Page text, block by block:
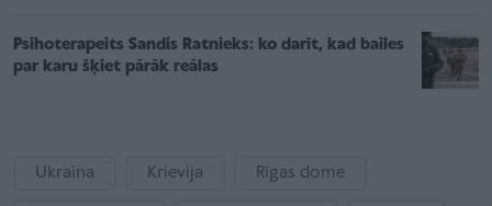
Psihoterapeits Sandis Ratnieks: ko darīt, kad bailes
par karu šķiet pārāk reālas
Ukraina Krievija Rīgas dome